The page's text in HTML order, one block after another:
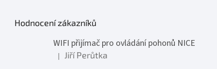
Hodnocení zákazníků
WIFI přijímač pro ovládání pohonů NICE
Hodnocení produktu je 1 z 5 hvězdiček.
| Jiří Perůtka